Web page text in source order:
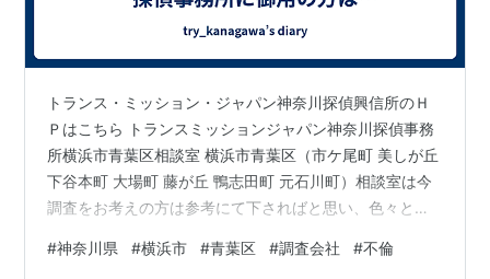
トランス・ミッション・ジャパン神奈川探偵興信所のＨ
Ｐはこちら トランスミッションジャパン神奈川探偵事務
所横浜市青葉区相談室 横浜市青葉区（市ケ尾町 美しが丘
下谷本町 大場町 藤が丘 鴨志田町 元石川町）相談室は今
調査をお考えの方は参考にて下さればと思い、色々と探
は、自分が何で悩んでいて、どうすれば解決に向かえる
#神奈川県 #横浜市 #青葉区 #調査会社 #不倫